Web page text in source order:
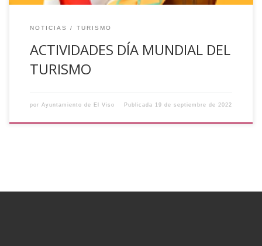
NOTICIAS TURISMO
ACTIVIDADES DÍA MUNDIAL DEL
TURISMO
por Ayuntamiento de El Viso Publicada 19 de septiembre de 2022